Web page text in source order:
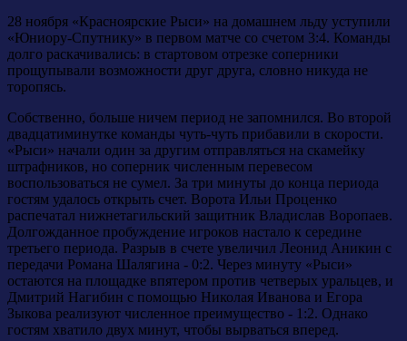
28 ноября «Красноярские Рыси» на домашнем льду уступили
«Юниору-Спутнику» в первом матче со счетом 3:4. Команды
долго раскачивались: в стартовом отрезке соперники
прощупывали возможности друг друга, словно никуда не
торопясь.
Собственно, больше ничем период не запомнился. Во второй
двадцатиминутке команды чуть-чуть прибавили в скорости.
«Рыси» начали один за другим отправляться на скамейку
штрафников, но соперник численным перевесом
воспользоваться не сумел. За три минуты до конца периода
гостям удалось открыть счет. Ворота Ильи Проценко
распечатал нижнетагильский защитник Владислав Воропаев.
Долгожданное пробуждение игроков настало к середине
третьего периода. Разрыв в счете увеличил Леонид Аникин с
передачи Романа Шалягина - 0:2. Через минуту «Рыси»
остаются на площадке впятером против четверых уральцев, и
Дмитрий Нагибин с помощью Николая Иванова и Егора
Зыкова реализуют численное преимущество - 1:2. Однако
гостям хватило двух минут, чтобы вырваться вперед.